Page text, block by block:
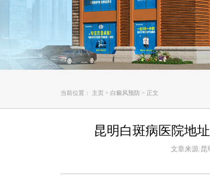
当前位置： 主页 > 白癜风预防 > 正文
昆明白斑病医院地
文章来源:昆